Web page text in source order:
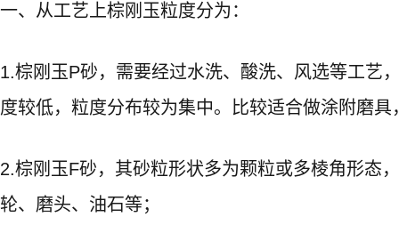
一、从工艺上棕刚玉粒度分为：
1.棕刚玉P砂，需要经过水洗、酸洗、风选等工艺
度较低，粒度分布较为集中。比较适合做涂附磨
2.棕刚玉F砂，其砂粒形状多为颗粒或多棱角形态
轮、磨头、油石等；